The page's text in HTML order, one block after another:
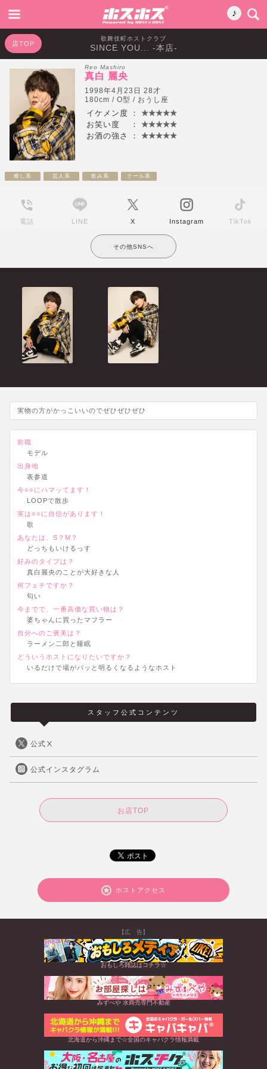
♪
歌舞伎町ホストクラブ
SINCE YOU... -本店-
店TOP
Reo Mashiro
真白 麗央
1998年4月23日 28才
180cm / O型 / おうし座
イケメン度
：
お笑い度
：
お酒の強さ
：
癒し系 芸人系 飲み系 クール系
電話 LINE X Instagram TikTok
その他SNSへ
実物の方がかっこいいのでぜひぜひぜひ
前職
モデル
出身地
表参道
今○○にハマッてます！
LOOPで散歩
実は○○に自信があります！
歌
あなたは、S？M？
どっちもいけるっす
好みのタイプは？
真白麗央のことが大好きな人
何フェチですか？
匂い
今までで、一番高価な買い物は？
婆ちゃんに買ったマフラー
自分へのご褒美は？
ラーメン二郎と睡眠
どういうホストになりたいですか？
いるだけで場がパッと明るくなるようなホスト
スタッフ公式コンテンツ
公式Ⅹ
公式インスタグラム
お店TOP
ホストアクセス
【広 告】
おもしろ雑誌はコチラ☆
みずべや 水商売専門不動産
北海道から沖縄まで☆全国のキャバクラ情報満載